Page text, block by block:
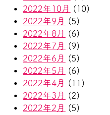
2022年10月
(10)
2022年9月
(5)
2022年8月
(6)
2022年7月
(9)
2022年6月
(5)
2022年5月
(6)
2022年4月
(11)
2022年3月
(2)
2022年2月
(5)